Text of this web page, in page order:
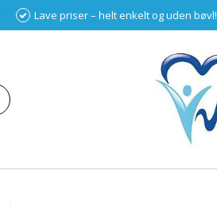
Lave priser – helt enkelt og uden bøvl!